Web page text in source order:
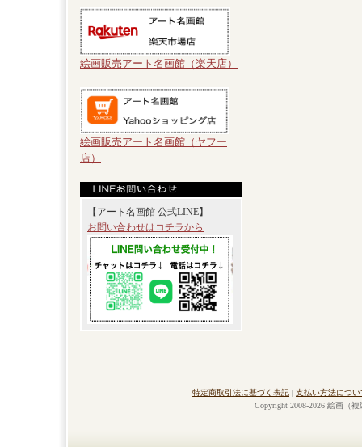
絵画販売アート名画館（楽天店）
絵画販売アート名画館（ヤフー
店）
【アート名画館 公式LINE】
お問い合わせはコチラから
特定商取引法に基づく表記 | 支払い方法につい
Copyright 2008-2026 絵画（